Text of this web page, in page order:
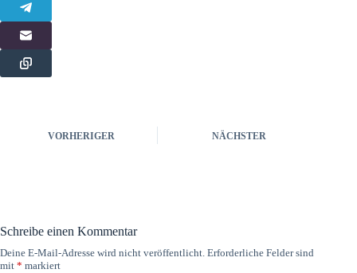
VORHERIGER NÄCHSTER
Schreibe einen Kommentar
Deine E-Mail-Adresse wird nicht veröffentlicht. Erforderliche Felder sind
mit * markiert